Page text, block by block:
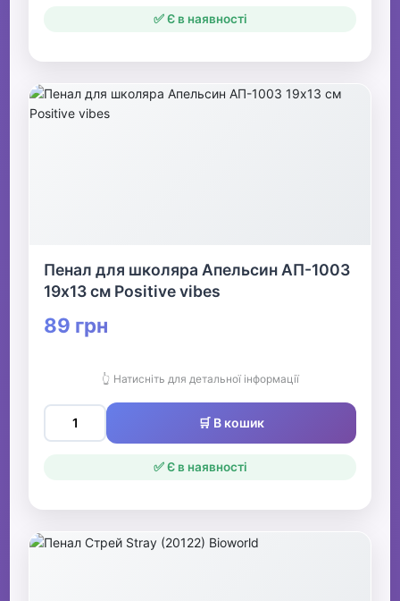
✅ Є в наявності
Пенал для школяра Апельсин АП-1003
19х13 см Positive vibes
89 грн
👆 Натисніть для детальної інформації
🛒 В кошик
✅ Є в наявності